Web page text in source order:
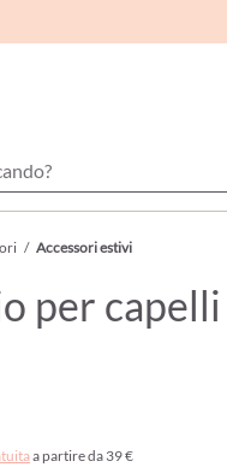
/ Accessori estivi
per
a partire da 39 €